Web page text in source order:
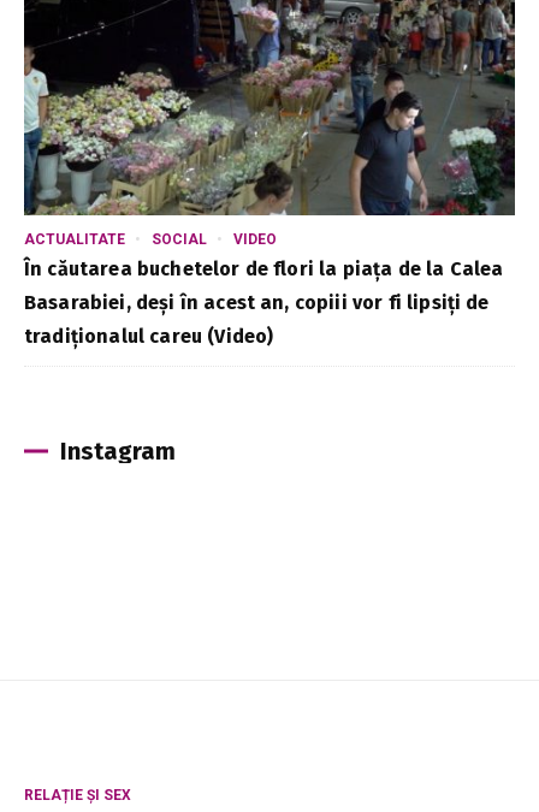
ACTUALITATE SOCIAL VIDEO
În căutarea buchetelor de flori la piața de la Calea
Basarabiei, deși în acest an, copiii vor fi lipsiți de
tradiționalul careu (Video)
Instagram
RELAȚIE ȘI SEX